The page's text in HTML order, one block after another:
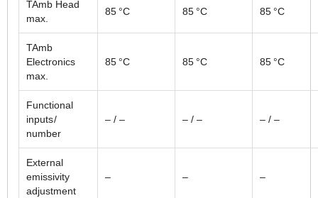
TAmb Head
max.
85 °C 85 °C 85 °C
TAmb
Electronics
max.
85 °C 85 °C 85 °C
Functional
inputs /
number
– / – – / – – / –
External
emissivity
adjustment
– – –